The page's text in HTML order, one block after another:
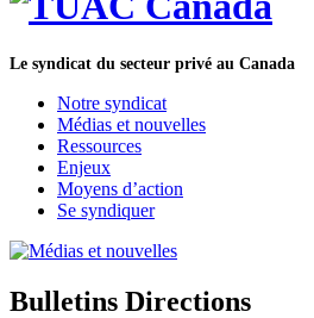
Le syndicat du secteur privé au Canada
Notre syndicat
Médias et nouvelles
Ressources
Enjeux
Moyens d’action
Se syndiquer
Bulletins Directions